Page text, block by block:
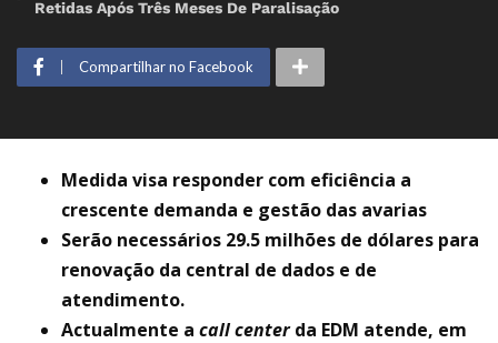
Retidas Após Três Meses De Paralisação
Compartilhar no Facebook
Medida visa responder com eficiência a
crescente demanda e gestão das avarias
Serão necessários 29.5 milhões de dólares para
renovação da central de dados e de
atendimento.
Actualmente a call centerda EDM atende, em